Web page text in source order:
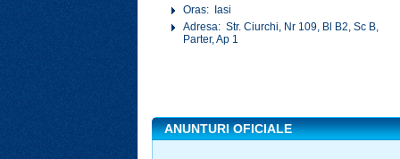
Oras: Iasi
Adresa: Str. Ciurchi, Nr 109, Bl B2, Sc B,
Parter, Ap 1
ANUNTURI OFICIALE